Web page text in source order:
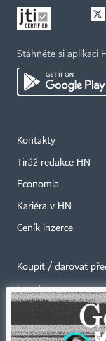
Stáhněte si aplikaci
Kontakty
Tiráž redakce HN
Economia
Kariéra v HN
Ceník inzerce
Koupit / darovat
Eventy
Newslettery
RSS kanály